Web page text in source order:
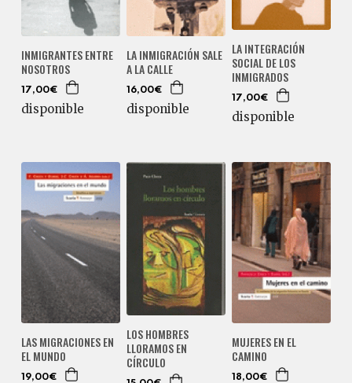
INMIGRANTES ENTRE
NOSOTROS
17,00€
disponible
LA INMIGRACIÓN SALE
A LA CALLE
16,00€
disponible
LA INTEGRACIÓN
SOCIAL DE LOS
INMIGRADOS
17,00€
disponible
LAS MIGRACIONES EN
EL MUNDO
19,00€
LOS HOMBRES
LLORAMOS EN
CÍRCULO
MUJERES EN EL
CAMINO
18,00€